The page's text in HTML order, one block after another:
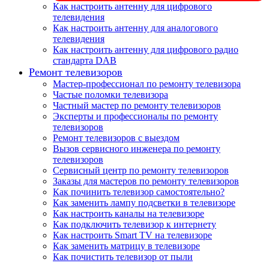
Как настроить антенну для цифрового
телевидения
Как настроить антенну для аналогового
телевидения
Как настроить антенну для цифрового радио
стандарта DAB
Ремонт телевизоров
Мастер-профессионал по ремонту телевизора
Частые поломки телевизора
Частный мастер по ремонту телевизоров
Эксперты и профессионалы по ремонту
телевизоров
Ремонт телевизоров с выездом
Вызов сервисного инженера по ремонту
телевизоров
Сервисный центр по ремонту телевизоров
Заказы для мастеров по ремонту телевизоров
Как починить телевизор самостоятельно?
Как заменить лампу подсветки в телевизоре
Как настроить каналы на телевизоре
Как подключить телевизор к интернету
Как настроить Smart TV на телевизоре
Как заменить матрицу в телевизоре
Как почистить телевизор от пыли